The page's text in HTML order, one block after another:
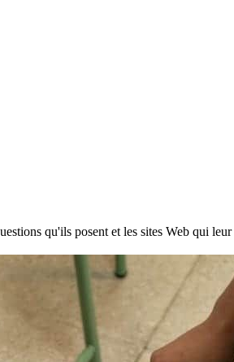
qu'ils posent et les sites Web qui leur